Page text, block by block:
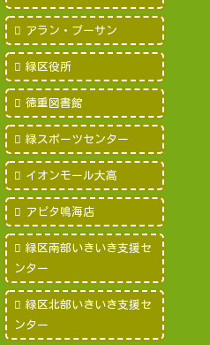
アラン・プーサン
緑区役所
徳重図書館
緑スポーツセンター
イオンモール大高
アピタ鳴海店
緑区南部いきいき支援セ
ンター
緑区北部いきいき支援セ
ンター